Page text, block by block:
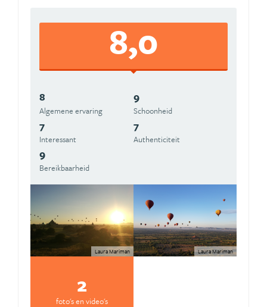
8,0
8
Algemene ervaring
9
Schoonheid
7
Interessant
7
Authenticiteit
9
Bereikbaarheid
Laura Mariman Laura Mariman
2
foto's en video's